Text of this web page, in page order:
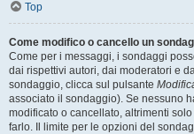
Top
Come modifico o cancello un
Come per i messaggi, i sondaggi
dai rispettivi autori, dai moderatori e
sondaggio, clicca sul pulsante
associato il sondaggio). Se nessuno
modificato o cancellato, altrimenti
farlo. Il limite per le opzioni del